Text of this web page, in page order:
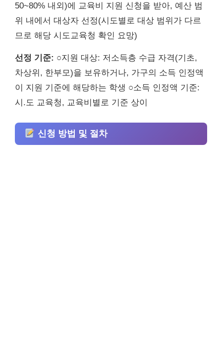
50~80% 내외)에 교육비 지원 신청을 받아, 예산 범
위 내에서 대상자 선정(시도별로 대상 범위가 다르
므로 해당 시도교육청 확인 요망)
선정 기준: ○지원 대상: 저소득층 수급 자격(기초,
차상위, 한부모)을 보유하거나, 가구의 소득 인정액
이 지원 기준에 해당하는 학생 ○소득 인정액 기준:
시.도 교육청, 교육비별로 기준 상이
신청 방법 및 절차